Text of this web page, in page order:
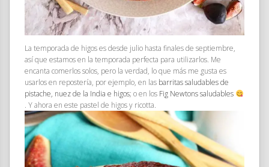
La temporada de higos es desde julio hasta finales de septiembre,
así que estamos en la temporada perfecta para utilizarlos. Me
encanta comerlos solos, pero la verdad, lo que más me gusta es
usarlos en repostería, por ejemplo, en las barritas saludables de
pistache, nuez de la India e higos; o en los Fig Newtons saludables
. Y ahora en este pastel de higos y ricotta.